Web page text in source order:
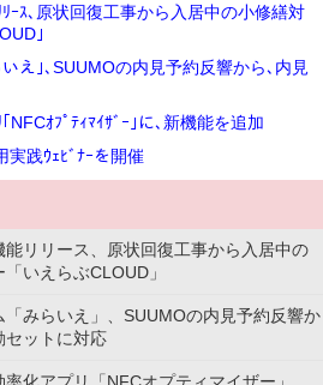
ｰｽ､原状回復工事から入居中の小修繕対
｣
え｣､SUUMOの内見予約反響から､内見
NFCｵﾌﾟﾃｨﾏｲｻﾞｰ｣に､新機能を追加
実践ｳｪﾋﾞﾅｰを開催
能リリース、原状回復工事から入居中の
いえらぶCLOUD」
みらいえ」、SUUMOの内見予約反響か
セットに対応
化アプリ「NFCオプティマイザー」